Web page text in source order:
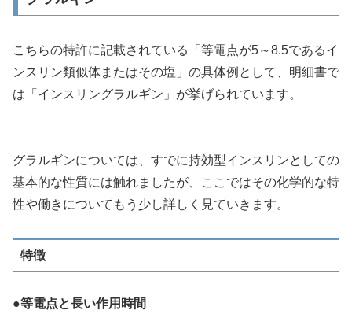
こちらの特許に記載されている「等電点が5～8.5であるイ
ンスリン類似体またはその塩」の具体例として、明細書で
は「インスリングラルギン」が挙げられています。
グラルギンについては、すでに持効型インスリンとしての
基本的な性質には触れましたが、ここではその化学的な特
性や働きについてもう少し詳しく見ていきます。
特徴
●等電点と長い作用時間